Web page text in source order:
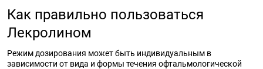
Как правильно пользоваться
Лекролином
Режим дозирования может быть индивидуальным в
зависимости от вида и формы течения офтальмологической